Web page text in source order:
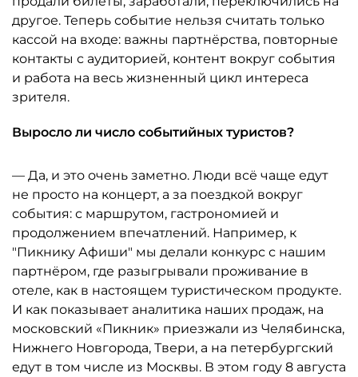
другое. Теперь событие нельзя считать только
кассой на входе: важны партнёрства, повторные
контакты с аудиторией, контент вокруг события
и работа на весь жизненный цикл интереса
зрителя.
Выросло ли число событийных туристов?
— Да, и это очень заметно. Люди всё чаще едут
не просто на концерт, а за поездкой вокруг
события: с маршрутом, гастрономией и
продолжением впечатлений. Например, к
"Пикнику Афиши" мы делали конкурс с нашим
партнёром, где разыгрывали проживание в
отеле, как в настоящем туристическом продукте.
И как показывает аналитика наших продаж, на
московский «Пикник» приезжали из Челябинска,
Нижнего Новгорода, Твери, а на петербургский
едут в том числе из Москвы. В этом году 8 августа